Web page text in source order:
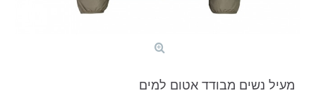
מעיל נשים מבודד אטום למים